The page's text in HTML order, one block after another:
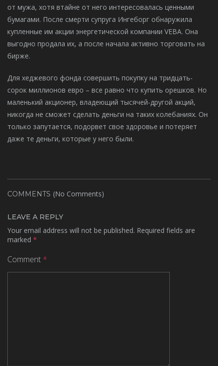
от мужа, хотя втайне от него интересовалась ценными
бумагами. После смерти супруга Ингеборг обнаружила
купленные им акции энергетической компании VEBA. Она
выгодно продала их, а после начала активно торговать на
бирже.
Для хеджевого фонда совершить покупку на тридцать-
сорок миллионов евро – все равно что купить орешков. Но
маленький акционер, владеющий тысячей-другой акций,
никогда не сможет сделать деньги на таких колебаниях. Он
только запутается, подорвет свое здоровье и потеряет
даже те деньги, которые у него были.
COMMENTS (No Comments)
LEAVE A REPLY
Your email address will not be published. Required fields are
marked *
Comment *